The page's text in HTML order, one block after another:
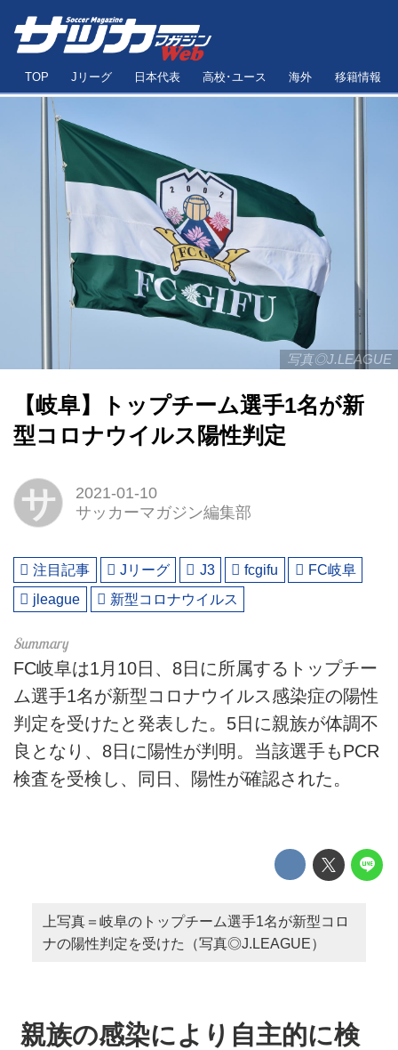
TOP Jリーグ 日本代表 高校･ユース 海外 移籍情報
写真◎J.LEAGUE
【岐阜】トップチーム選手1名が新
型コロナウイルス陽性判定
サ
2021-01-10
サッカーマガジン編集部
注目記事 Jリーグ J3 fcgifu
FC岐阜
jleague
新型コロナウイルス
FC岐阜は1月10日、8日に所属するトップチー
ム選手1名が新型コロナウイルス感染症の陽性
判定を受けたと発表した。5日に親族が体調不
良となり、8日に陽性が判明。当該選手もPCR
検査を受検し、同日、陽性が確認された。
上写真＝岐阜のトップチーム選手1名が新型コロ
ナの陽性判定を受けた（写真◎J.LEAGUE）
親族の感染により自主的に検